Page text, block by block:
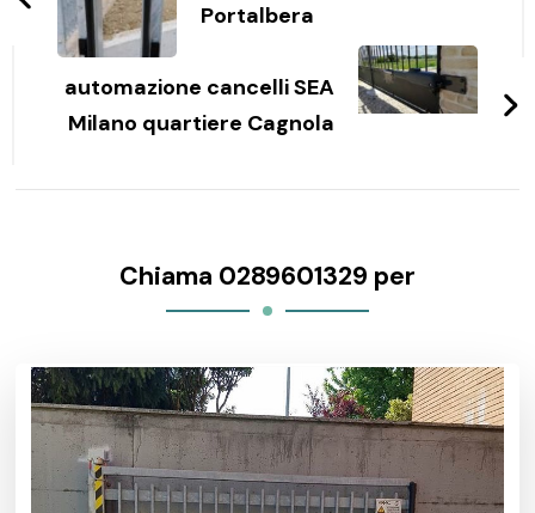
Portalbera
automazione cancelli SEA
Milano quartiere Cagnola
Chiama 0289601329 per